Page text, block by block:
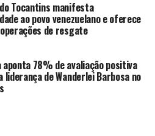
Tocantins manifesta
ao povo venezuelano e oferece
de resgate
aponta 78% de avaliação positiva
de Wanderlei Barbosa no